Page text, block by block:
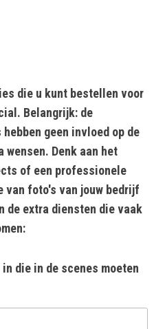
die u kunt bestellen voor
Belangrijk: de
geen invloed op de
wensen. Denk aan het
of een professionele
van foto's van jouw bedrijf
de extra diensten die vaak
die in de scenes moeten